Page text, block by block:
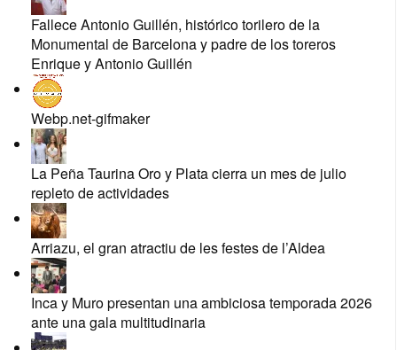
Fallece Antonio Guillén, histórico torilero de la
Monumental de Barcelona y padre de los toreros
Enrique y Antonio Guillén
Webp.net-gifmaker
La Peña Taurina Oro y Plata cierra un mes de julio
repleto de actividades
Arriazu, el gran atractiu de les festes de l’Aldea
Inca y Muro presentan una ambiciosa temporada 2026
ante una gala multitudinaria